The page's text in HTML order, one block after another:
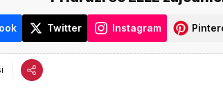
Twitter Instagram